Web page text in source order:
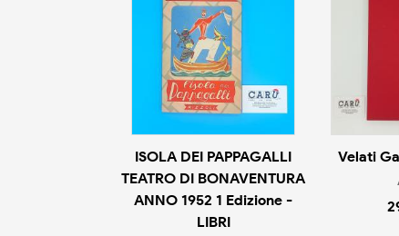
ISOLA DEI PAPPAGALLI
TEATRO DI BONAVENTURA
ANNO 1952 1 Edizione -
LIBRI
Velati